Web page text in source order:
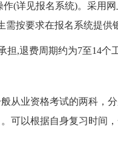
(详见报名系统)。采用
按要求在报名系统提供
,退费周期约为7至14个
从业资格考试的两科，
。可以根据自身复习时间